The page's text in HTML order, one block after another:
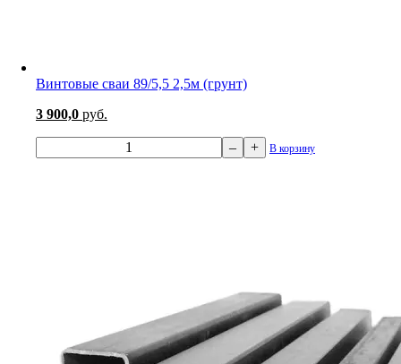
Винтовые сваи 89/5,5 2,5м (грунт)
3 900,0 руб.
– + В корзину